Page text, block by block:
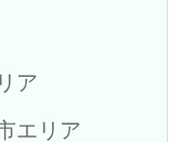
ア
エリア